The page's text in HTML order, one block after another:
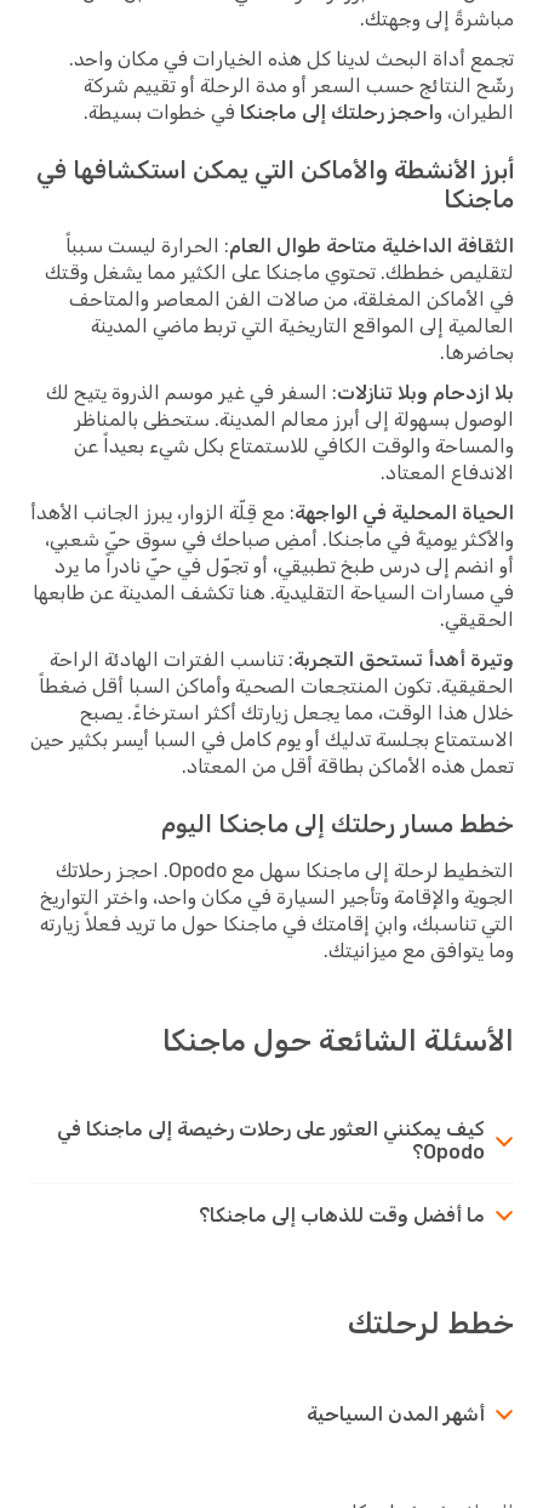
مباشرةً إلى وجهتك.
تجمع أداة البحث لدينا كل هذه الخيارات في مكان واحد.
رشّح النتائج حسب السعر أو مدة الرحلة أو تقييم شركة
الطيران، واحجز رحلتك إلى ماجنكا في خطوات بسيطة.
أبرز الأنشطة والأماكن التي يمكن استكشافها في
ماجنكا
الثقافة الداخلية متاحة طوال العام: الحرارة ليست سبباً
لتقليص خططك. تحتوي ماجنكا على الكثير مما يشغل وقتك
في الأماكن المغلقة، من صالات الفن المعاصر والمتاحف
العالمية إلى المواقع التاريخية التي تربط ماضي المدينة
بحاضرها.
بلا ازدحام وبلا تنازلات: السفر في غير موسم الذروة يتيح لك
الوصول بسهولة إلى أبرز معالم المدينة. ستحظى بالمناظر
والمساحة والوقت الكافي للاستمتاع بكل شيء بعيداً عن
الاندفاع المعتاد.
الحياة المحلية في الواجهة: مع قِلّة الزوار، يبرز الجانب الأهدأ
والأكثر يوميةً في ماجنكا. أمضِ صباحك في سوق حيّ شعبي،
أو انضم إلى درس طبخ تطبيقي، أو تجوّل في حيّ نادراً ما يرد
في مسارات السياحة التقليدية. هنا تكشف المدينة عن طابعها
الحقيقي.
وتيرة أهدأ تستحق التجربة: تناسب الفترات الهادئة الراحة
الحقيقية. تكون المنتجعات الصحية وأماكن السبا أقل ضغطاً
خلال هذا الوقت، مما يجعل زيارتك أكثر استرخاءً. يصبح
الاستمتاع بجلسة تدليك أو يوم كامل في السبا أيسر بكثير حين
تعمل هذه الأماكن بطاقة أقل من المعتاد.
خطط مسار رحلتك إلى ماجنكا اليوم
التخطيط لرحلة إلى ماجنكا سهل مع Opodo. احجز رحلاتك
الجوية والإقامة وتأجير السيارة في مكان واحد، واختر التواريخ
التي تناسبك، وابنِ إقامتك في ماجنكا حول ما تريد فعلاً زيارته
وما يتوافق مع ميزانيتك.
الأسئلة الشائعة حول ماجنكا
كيف يمكنني العثور على رحلات رخيصة إلى ماجنكا في
Opodo؟
ما أفضل وقت للذهاب إلى ماجنكا؟
خطط لرحلتك
أشهر المدن السياحية